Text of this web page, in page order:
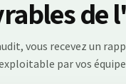
de
vous recevez un
par vos